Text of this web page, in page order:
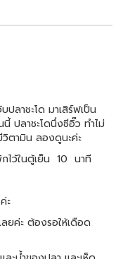
ปลาชะโด มาเสิร์ฟเป็น
ปลาชะโดนึ่งซีอิ๊ว ทำไม่
ตามิน ลองดูนะค่ะ
กไว้ในตู้เย็น 10 นาที
ะ
ยค่ะ ต้องรอให้เดือด